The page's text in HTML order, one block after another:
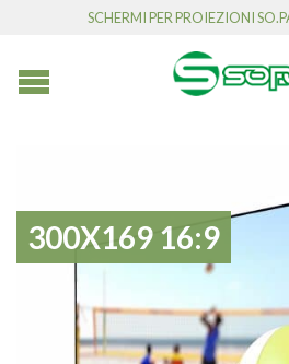
SCHERMI PER PROIEZIONI
300X169 16:9